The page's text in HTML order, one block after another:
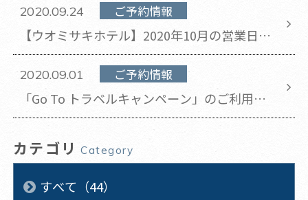
2020.09.24 ご予約情報
​【ウオミサキホテル】2020年10月の営業日程
のお知らせ
2020.09.01 ご予約情報
「Go To トラベルキャンペーン」のご利用方
法
カテゴリ Category
すべて（44）